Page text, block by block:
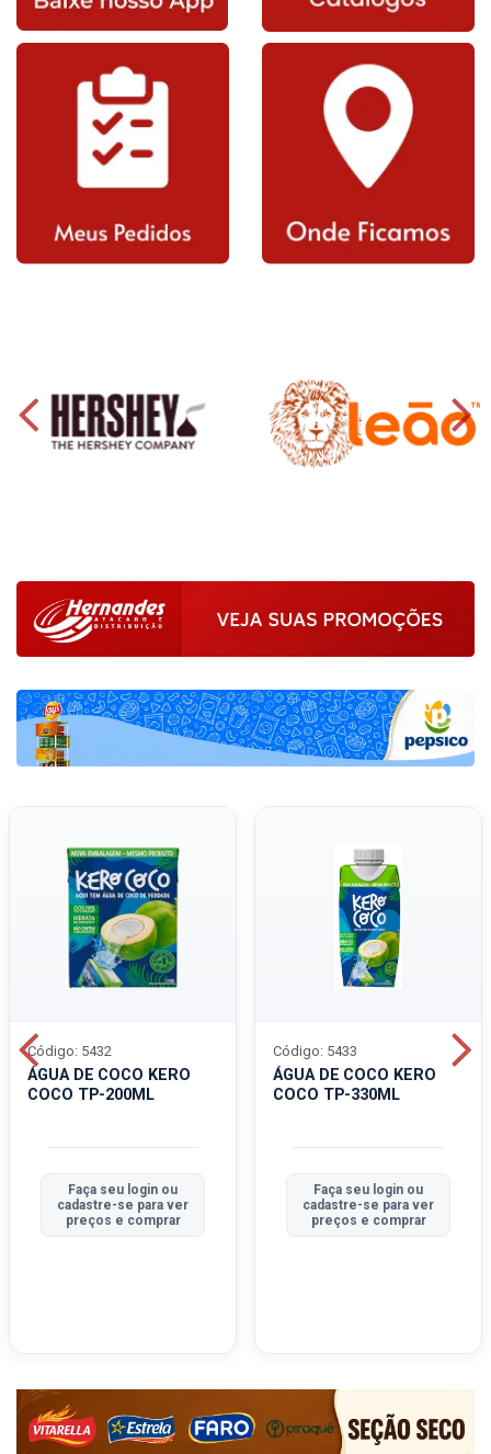
ÁGUA DE COCO KERO
COCO TP-200ML
Código: 5432
Faça seu login ou
cadastre-se para ver
preços e comprar
ÁGUA DE COCO KERO
COCO TP-330ML
Código: 5433
Faça seu login ou
cadastre-se para ver
preços e comprar